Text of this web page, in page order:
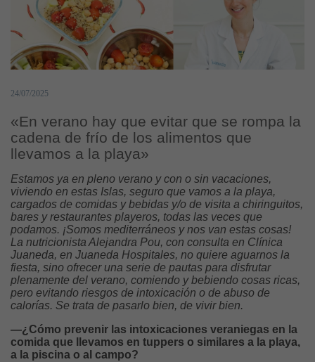
24/07/2025
«En verano hay que evitar que se rompa la
cadena de frío de los alimentos que
llevamos a la playa»
Estamos ya en pleno verano y con o sin vacaciones,
viviendo en estas Islas, seguro que vamos a la playa,
cargados de comidas y bebidas y/o de visita a chiringuitos,
bares y restaurantes playeros, todas las veces que
podamos. ¡Somos mediterráneos y nos van estas cosas!
La nutricionista Alejandra Pou, con consulta en Clínica
Juaneda, en Juaneda Hospitales, no quiere aguarnos la
fiesta, sino ofrecer una serie de pautas para disfrutar
plenamente del verano, comiendo y bebiendo cosas ricas,
pero evitando riesgos de intoxicación o de abuso de
calorías. Se trata de pasarlo bien, de vivir bien.
—¿Cómo prevenir las intoxicaciones veraniegas en la
comida que llevamos en tuppers o similares a la playa,
a la piscina o al campo?